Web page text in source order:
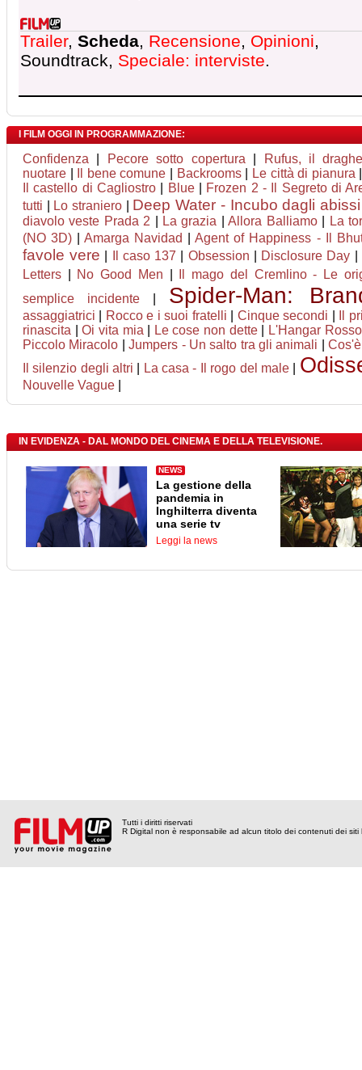
Trailer, Scheda, Recensione, Opinioni,
Soundtrack, Speciale: interviste.
I FILM OGGI IN PROGRAMMAZIONE:
Confidenza Pecore sotto copertura
Rufus, il
nuotare
Il bene comune Backrooms| Le città di pianura
Il castello di Cagliostro
Blue| Frozen 2 - Il Segreto di
tutti
Lo straniero Deep Water - Incubo dagli abissi
diavolo veste Prada 2
La grazia |Allora Balliamo|
La
(NO 3D) |Amarga Navidad |Agent of Happiness - Il
favole vere Il caso 137 Obsession Disclosure Day
Letters
No Good Men
Il mago del Cremlino - Le
semplice incidente| Spider-Man:
assaggiatrici Rocco e i suoi fratelli Cinque secondi
Il
rinascita |Oi vita mia Le cose non dette| L'Hangar Rosso
Piccolo Miracolo |Jumpers - Un salto tra gli animali |
Il silenzio degli altri
La casa - Il rogo del male|
Nouvelle Vague
IN EVIDENZA - DAL MONDO DEL CINEMA E DELLA TELEVISIONE.
NEWS
La gestione della
pandemia in
Inghilterra diventa
una serie tv
Leggi la news
Tutti i diritti riservati
R Digital non è responsabile ad alcun titolo dei contenuti dei siti